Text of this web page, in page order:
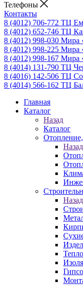
Телефоны
Контакты
8 (4012) 706-772 ТЦ
8 (4012) 652-746 ТЦ
8 (4012) 998-030 Мира
8 (4012) 998-225 Мира
8 (4012) 998-167 Мира
8 (4014) 131-790 ТЦ
8 (4016) 142-506 ТЦ
8 (4014) 566-162 ТЦ
Главная
Каталог
Назад
Каталог
Назад
Назад